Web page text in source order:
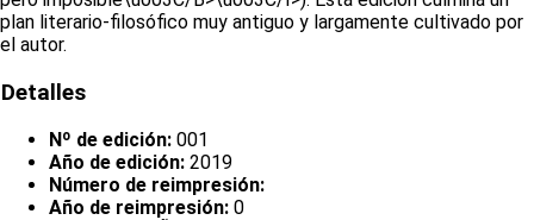
plan literario-filosófico muy antiguo y largamente cultivado por
el autor.
Detalles
Nº de edición: 001
Año de edición: 2019
Número de reimpresión:
Año de reimpresión: 0